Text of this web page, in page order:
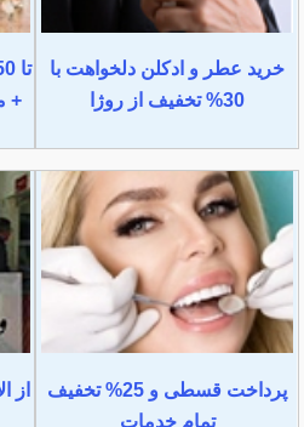
خرید عطر و ادکلن دلخواهت با
30% تخفیف از روژا
+
پرداخت قسطی و 25% تخفیف
تمام خدمات
از